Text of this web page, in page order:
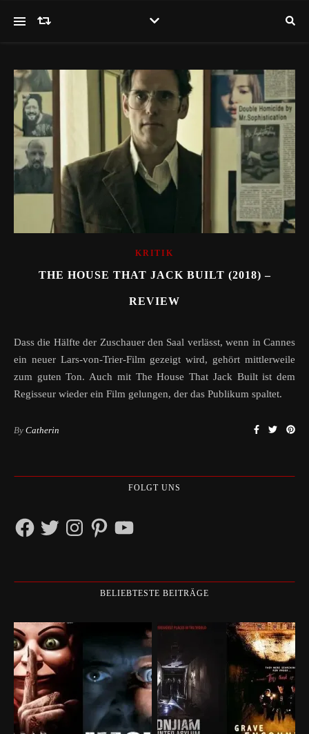
KRITIK
THE HOUSE THAT JACK BUILT (2018) –
REVIEW
Dass die Hälfte der Zuschauer den Saal verlässt, wenn in Cannes
ein neuer Lars-von-Trier-Film gezeigt wird, gehört mittlerweile
zum guten Ton. Auch mit The House That Jack Built ist dem
Regisseur wieder ein Film gelungen, der das Publikum spaltet.
By Catherin
FOLGT UNS
FacebookTwitterInstagramPinterestYouTube
BELIEBTESTE BEITRÄGE